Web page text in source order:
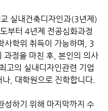
실내건축디자인과(3년제)
부터 4년제 전공심화과정
사학위 취득이 가능하며, 3
과정을 마친 후, 본인의 의사
고의 실내디자인관련 기업
나, 대학원으로 진학합니다.
성하기 위해 마지막까지 수